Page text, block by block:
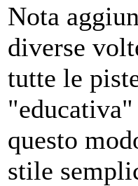
Nota
diverse
tutte le
questo
stile